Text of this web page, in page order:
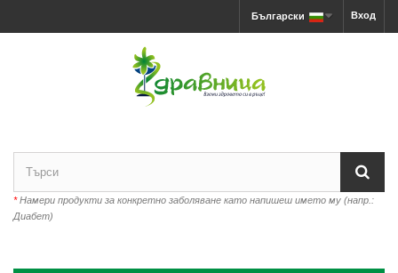
Вход
Български
*Намери продукти за конкретно заболяване като напишеш името му (напр.:
Диабет)